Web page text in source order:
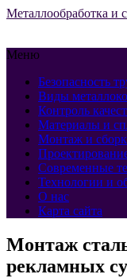
Металлообработка и
Меню
Безопасность
Виды
Контроль
Материалы и
Монтаж и
Современные
Технологии и
О нас
Карта сайта
Монтаж
рекламных